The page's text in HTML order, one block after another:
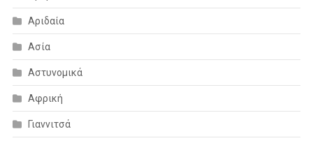
Αριδαία
Ασία
Αστυνομικά
Αφρική
Γιαννιτσά